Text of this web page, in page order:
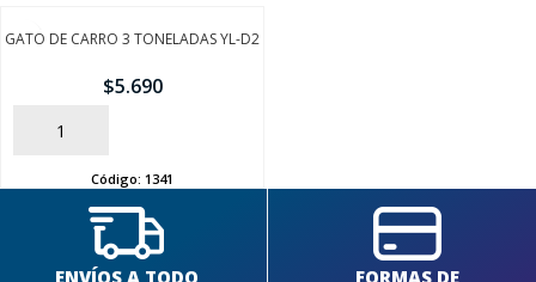
GATO DE CARRO 3 TONELADAS YL-D2
$5.690
AÑADIR
Código: 1341